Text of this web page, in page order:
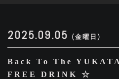
2025.09.05 (金曜日)
Back To The YUKATA
FREE DRINK ☆